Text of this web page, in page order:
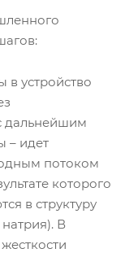
в устройство
дальнейшим
– идет
потоком
которого
в структуру
В